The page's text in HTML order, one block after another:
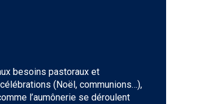
besoins pastoraux et
(Noël, communions…),
l’aumônerie se déroulent